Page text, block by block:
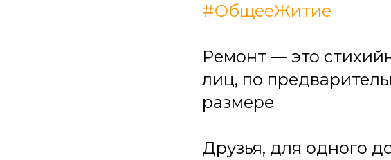
#ОбщееЖитие
Ремонт — это
лиц, по
размере
Друзья, для одного